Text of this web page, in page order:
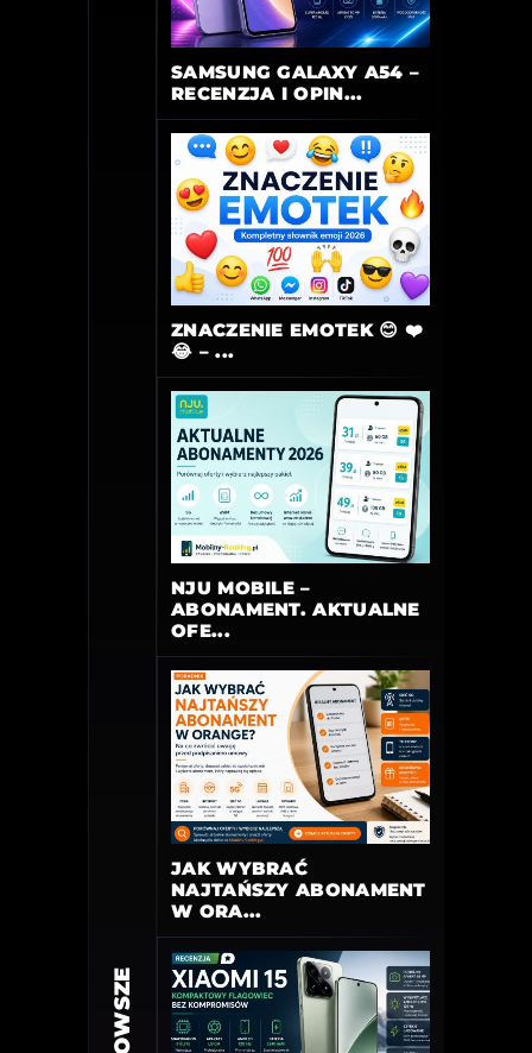
SAMSUNG GALAXY A54 –
RECENZJA I OPIN...
ZNACZENIE EMOTEK 😊 ❤️
😂 – ...
NJU MOBILE –
ABONAMENT. AKTUALNE
OFE...
JAK WYBRAĆ
NAJTAŃSZY ABONAMENT
W ORA...